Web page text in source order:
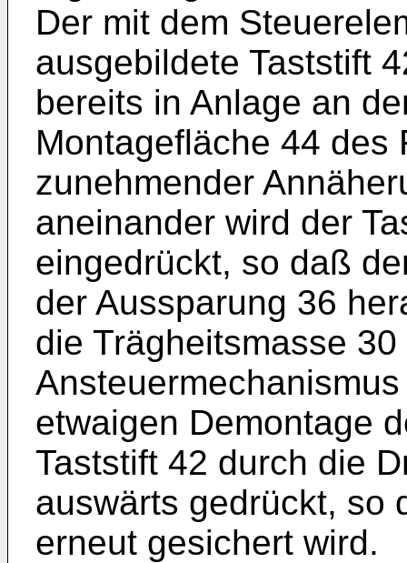
Der mit dem
ausgebildete Taststift
bereits in Anlage an
Montagefläche 44 des
zunehmender
aneinander wird der
eingedrückt, so daß
der Aussparung 36
die Trägheitsmasse
etwaigen Demontage
Taststift 42 durch die
auswärts gedrückt, so
erneut gesichert wird.